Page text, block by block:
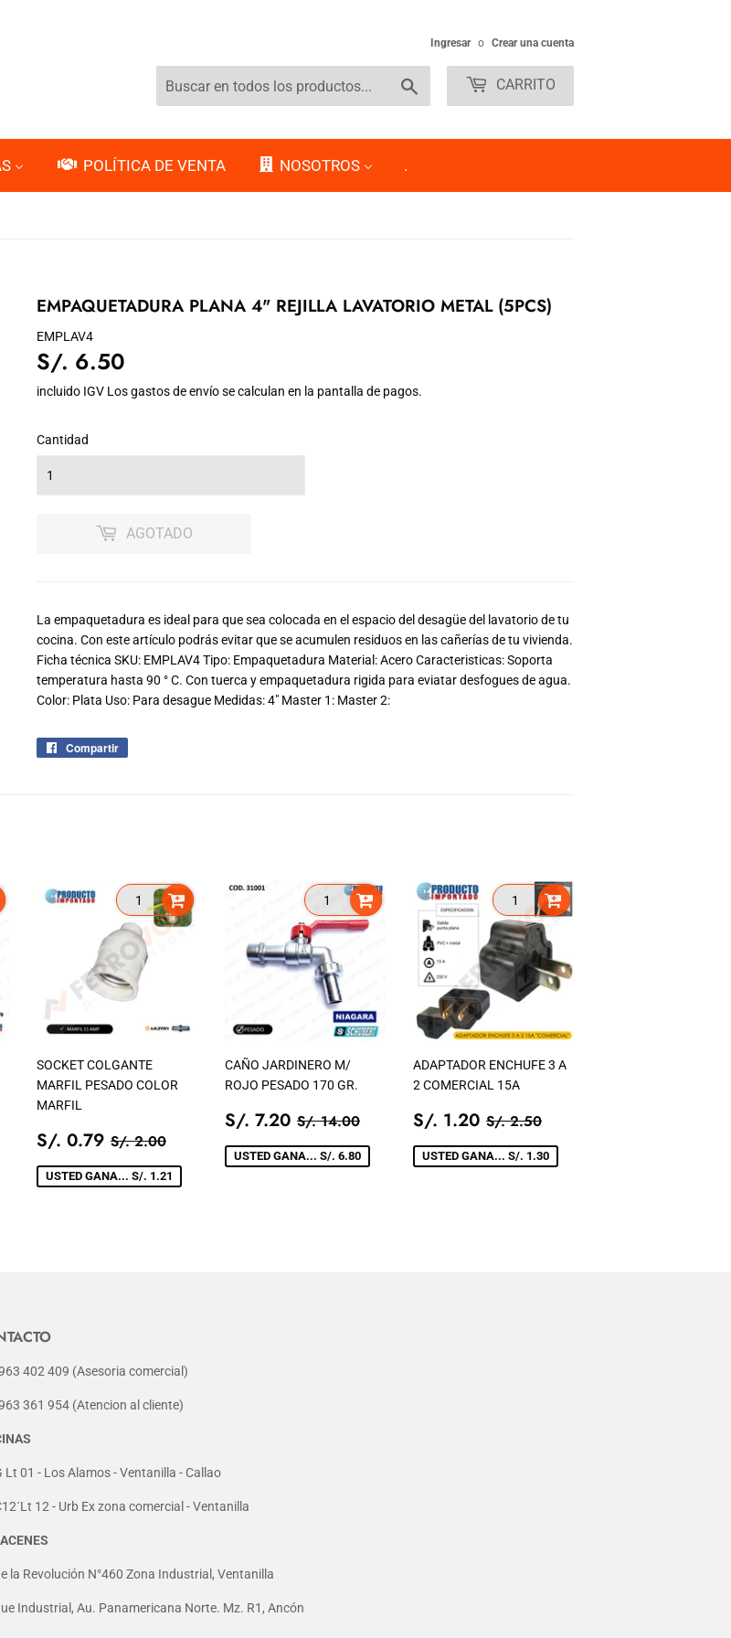
Ingresar o Crear una cuenta
CARRITO
POLÍTICA DE VENTA NOSOTROS .
EMPAQUETADURA PLANA 4" REJILLA LAVATORIO METAL (5PCS)
EMPLAV4
S/. 6.50
6.50
incluido IGV Losgastos de envíose calculan en la pantalla de pagos.
Cantidad
AGOTADO
La empaquetadura es ideal para que sea colocada en el espacio del desagüe del lavatorio de tu
cocina. Con este artículo podrás evitar que se acumulen residuos en las cañerías de tu vivienda.
Ficha técnica SKU: EMPLAV4 Tipo: Empaquetadura Material: Acero Caracteristicas: Soporta
temperatura hasta 90 ° C. Con tuerca y empaquetadura rigida para eviatar desfogues de agua.
Color: Plata Uso: Para desague Medidas: 4" Master 1: Master 2:
Compartir
SOCKET COLGANTE
MARFIL PESADO COLOR
MARFIL
PRECIO
DE
VENTA
S/. 0.79 S/.
0.79
PRECIO TIENDA
S/. 2.00 S/. 2.00
USTED GANA... S/. 1.21
CAÑO JARDINERO M/
ROJO PESADO 170 GR.
PRECIO
DE
VENTA
S/. 7.20 S/.
7.20
PRECIO TIENDA
S/. 14.00 S/. 14.00
USTED GANA... S/. 6.80
ADAPTADOR ENCHUFE 3 A
2 COMERCIAL 15A
PRECIO
DE
VENTA
S/. 1.20 S/.
1.20
PRECIO TIENDA
S/. 2.50
USTED GANA... S/. 1.30
402 409 (Asesoria comercial)
361 954 (Atencion al cliente)
Lt 01 - Los Alamos - Ventanilla - Callao
12 - Urb Ex zona comercial - Ventanilla
la Revolución N°460 Zona Industrial, Ventanilla
Industrial, Au. Panamericana Norte. Mz. R1, Ancón